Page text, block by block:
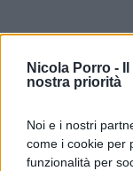
Nicola Porro -
nostra priorità
Noi e i nostri
come i cookie per
funzionalità per
A differenza
operatori
Cetif fintech
ultimi 18 mesi,
notevolmente